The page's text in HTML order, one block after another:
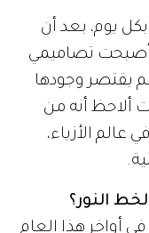
يوم، بعد أن
تصاميمي
يقتصر وجودها
ألاحظ أنه من
عالم الأزياء،
النور؟
أواخر هذا العام